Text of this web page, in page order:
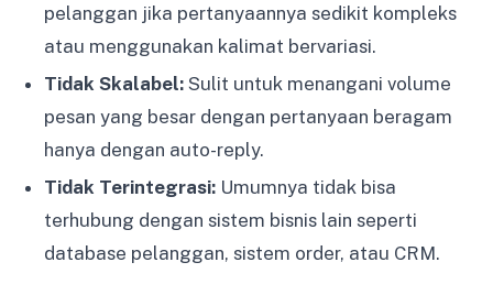
pelanggan jika pertanyaannya sedikit kompleks
atau menggunakan kalimat bervariasi.
Tidak Skalabel: Sulit untuk menangani volume
pesan yang besar dengan pertanyaan beragam
hanya dengan auto-reply.
Tidak Terintegrasi: Umumnya tidak bisa
terhubung dengan sistem bisnis lain seperti
database pelanggan, sistem order, atau CRM.